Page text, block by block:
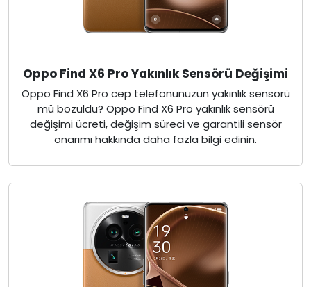
Oppo Find X6 Pro Yakınlık Sensörü Değişimi
Oppo Find X6 Pro cep telefonunuzun yakınlık sensörü
mü bozuldu? Oppo Find X6 Pro yakınlık sensörü
değişimi ücreti, değişim süreci ve garantili sensör
onarımı hakkında daha fazla bilgi edinin.